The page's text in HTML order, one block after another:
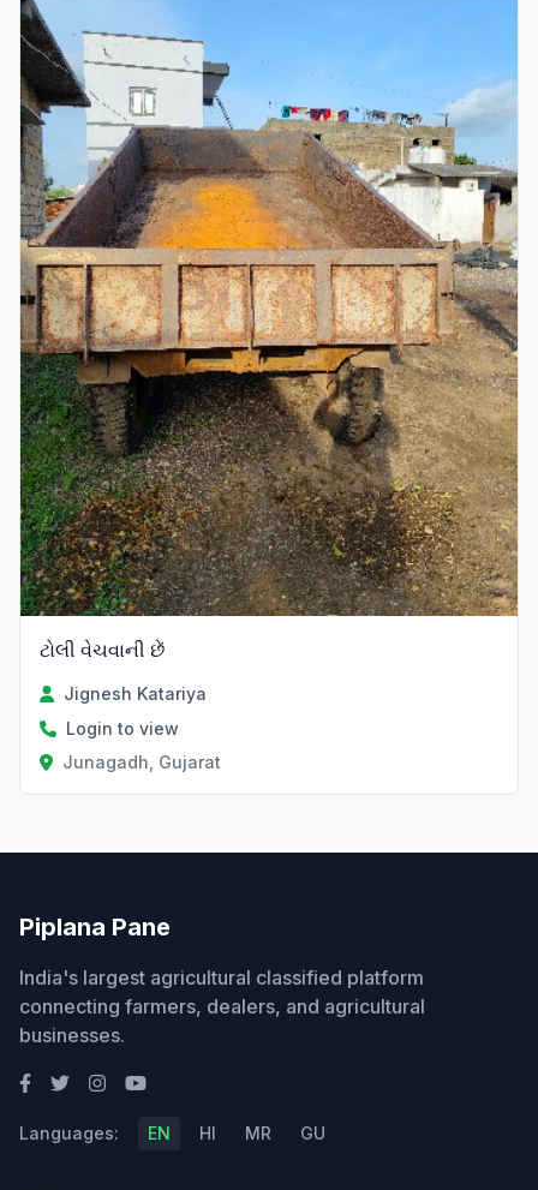
ટોલી વેચવાની છેં
Jignesh Katariya
Login to view
Junagadh, Gujarat
Piplana Pane
India's largest agricultural classified platform
connecting farmers, dealers, and agricultural
businesses.
Languages: EN HI MR GU